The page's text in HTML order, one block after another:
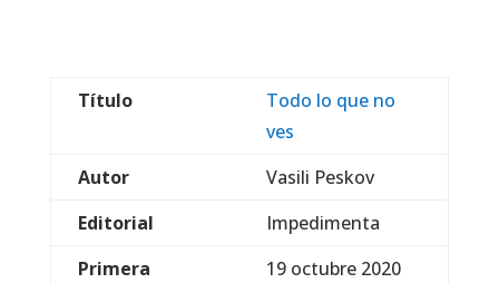
Título
Todo lo que no
ves
Autor
Vasili Peskov
Editorial
Impedimenta
Primera
19 octubre 2020